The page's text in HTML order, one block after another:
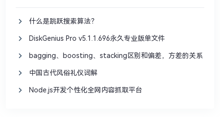
什么是跳跃搜索算法？
DiskGenius Pro v5.1.1.696永久专业版单文件
bagging、boosting、stacking区别和偏差，方差的关系
中国古代风俗礼仪词解
Node.js开发个性化全网内容抓取平台